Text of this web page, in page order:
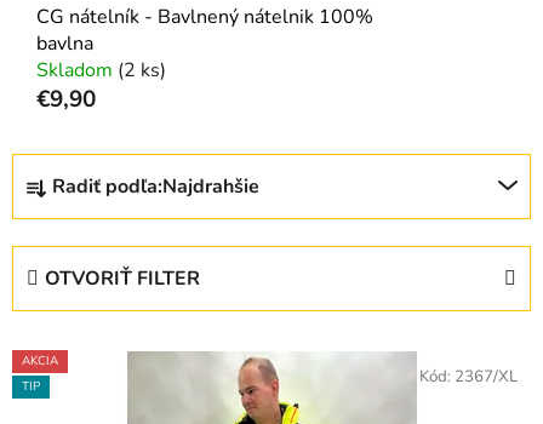
CG nátelník - Bavlnený nátelnik 100%
bavlna
Skladom (2 ks)
€9,90
R
d
e
p
Radiť podľa:Najdrahšie
OTVORIŤ FILTER
V
ý
AKCIA
TIP
Kód: 2367/XL